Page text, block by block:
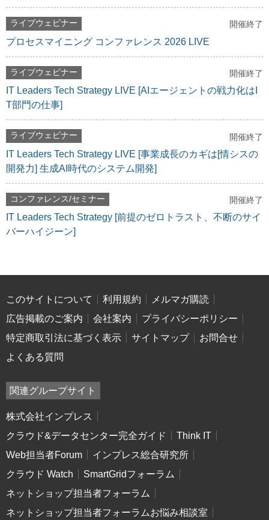
ライブウェビナー 開催終了
プロセスマイニング コンファレンス 2026 LIVE
ライブウェビナー 開催終了
IT Leaders Tech Strategy LIVE [AIエージェントの戦力化はI
T部門の仕事]
ライブウェビナー 開催終了
IT Leaders Tech Strategy LIVE [事業成長のカギは[情シスの
開発力] 生成AI時代のシステム開発]
コンファレンス/セミナー 開催終了
IT Leaders Tech Strategy [前提のゼロトラスト、不断のサイ
バーハイジーン]
このサイトについて 利用規約
メルマガ購読
広告掲載のご案内
会社案内
プライバシーポリシー
特定商取引法に基づく表示
サイトマップ
お問合せ
よくある質問
関連グループサイト
株式会社インプレス
クラウド&データセンター完全ガイド
Think IT
Web担当者Forum
インプレス総合研究所
クラウド Watch
SmartGridフォーラム
ネットショップ担当者フォーラム
ネットショップ担当者フォーラムお悩み相談室